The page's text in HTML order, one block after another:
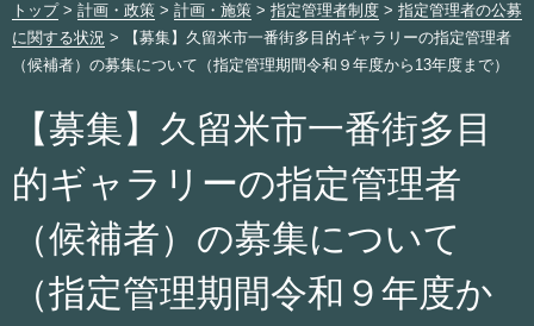
健康・医療・福祉
創業・産業・ビジネス
計画・政策
サイトマップ 組織から探す
トップ> 計画・政策 > 計画・施策 > 指定管理者制度 > 指定管理者の公募
に関する状況 > 【募集】久留米市一番街多目的ギャラリーの指定管理者
（候補者）の募集について（指定管理期間令和９年度から13年度まで）
【募集】久留米市一番街多目
的ギャラリーの指定管理者
（候補者）の募集について
（指定管理期間令和９年度か